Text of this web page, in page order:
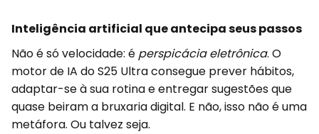
Inteligência artificial que antecipa seus passos
Não é só velocidade: é perspicácia eletrônica. O
motor de IA do S25 Ultra consegue prever hábitos,
adaptar-se à sua rotina e entregar sugestões que
quase beiram a bruxaria digital. E não, isso não é uma
metáfora. Ou talvez seja.